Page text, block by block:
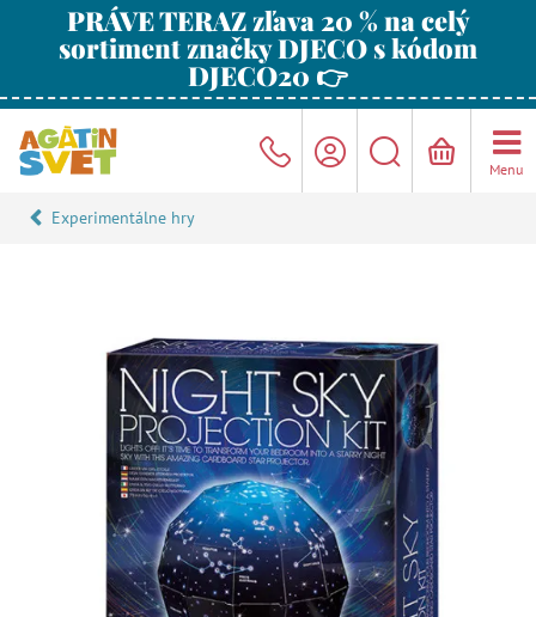
PRÁVE TERAZ zľava 20 % na celý
sortiment značky DJECO s kódom
DJECO20 👉
Menu
Experimentálne hry